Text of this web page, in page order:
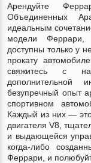
Арендуйте
Объединенных
идеальным
модели Феррари,
доступны только у
прокату
свяжитесь с
дополнительной
безупречный опыт
спортивном
Каждый из них —
двигателя V8,
и выдающейся
когда-либо
Феррари, и